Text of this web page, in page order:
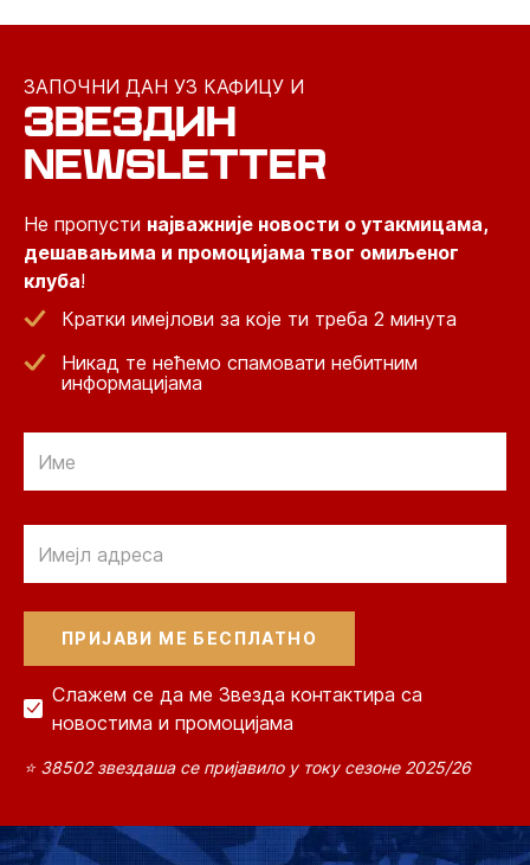
ЗАПОЧНИ ДАН УЗ КАФИЦУ И
ЗВЕЗДИН
NEWSLETTER
Не пропусти најважније новости о утакмицама,
дешавањима и промоцијама твог омиљеног
клуба!
Кратки имејлови за које ти треба 2 минута
Никад те нећемо спамовати небитним
информацијама
Слажем се да ме Звезда контактира са
новостима и промоцијама
⭐ 38502 звездаша се пријавило у току сезоне 2025/26